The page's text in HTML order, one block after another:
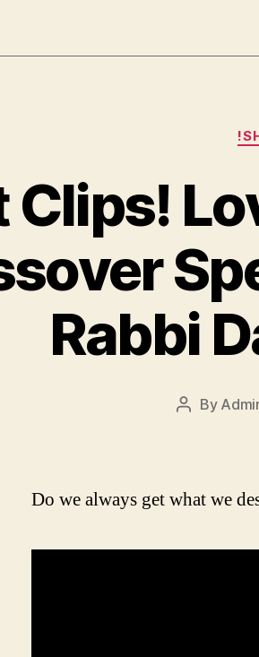
Rabbi
Post
By
Do we always get what we